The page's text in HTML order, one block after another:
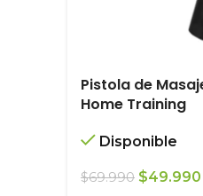
Pistola de
Home Training
Disponible
$69.990 El
$49.990